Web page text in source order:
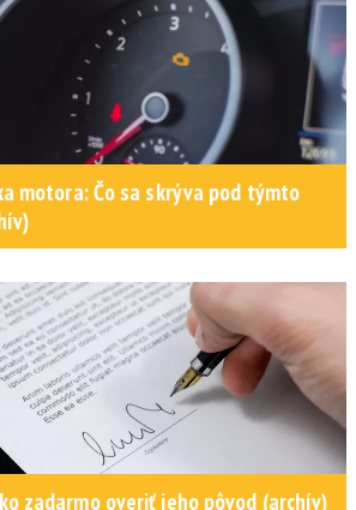
motora: Čo sa skrýva pod týmto
zadarmo overiť jeho pôvod (archív)